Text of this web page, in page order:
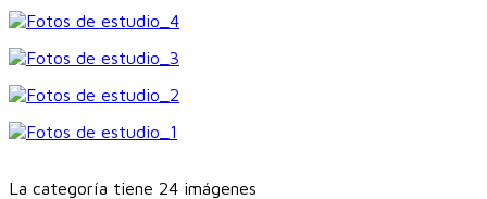
La categoría tiene 24 imágenes